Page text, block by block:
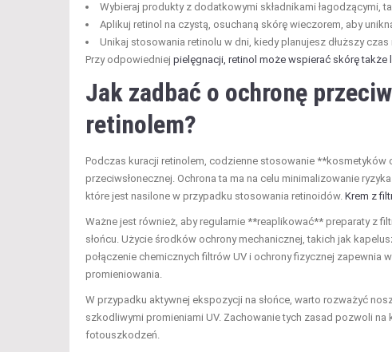
Wybieraj produkty z dodatkowymi składnikami łagodzącymi,
Aplikuj retinol na czystą, osuchaną skórę wieczorem, aby
Unikaj stosowania retinolu w dni, kiedy planujesz dłuższy czas
Przy odpowiedniej pielęgnacji, retinol może wspierać skórę także
Jak zadbać o ochronę
retinolem?
Podczas kuracji retinolem, codzienne stosowanie **kosmetyków
przeciwsłonecznej. Ochrona ta ma na celu minimalizowanie
które jest nasilone w przypadku stosowania retinoidów. Krem z
Ważne jest również, aby regularnie **reaplikować** preparaty z
słońcu. Użycie środków ochrony mechanicznej, takich jak
połączenie chemicznych filtrów UV i ochrony fizycznej
promieniowania.
W przypadku aktywnej ekspozycji na słońce, warto rozważyć
szkodliwymi promieniami UV. Zachowanie tych zasad pozwoli
fotouszkodzeń.